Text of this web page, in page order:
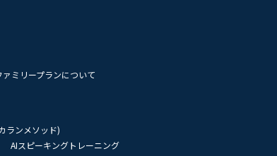
ァミリープランについて
ランメソッド)
AIスピーキングトレーニング